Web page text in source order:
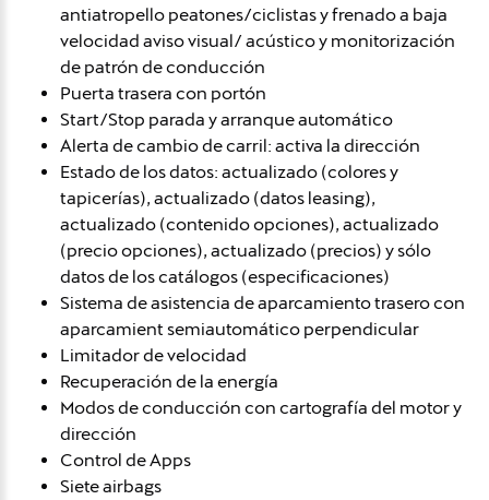
antiatropello peatones/ciclistas y frenado a baja
velocidad aviso visual/ acústico y monitorización
de patrón de conducción
Puerta trasera con portón
Start/Stop parada y arranque automático
Alerta de cambio de carril: activa la dirección
Estado de los datos: actualizado (colores y
tapicerías), actualizado (datos leasing),
actualizado (contenido opciones), actualizado
(precio opciones), actualizado (precios) y sólo
datos de los catálogos (especificaciones)
Sistema de asistencia de aparcamiento trasero con
aparcamient semiautomático perpendicular
Limitador de velocidad
Recuperación de la energía
Modos de conducción con cartografía del motor y
dirección
Control de Apps
Siete airbags